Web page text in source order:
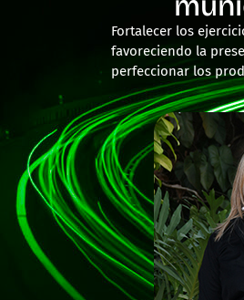
Fortalecer los
favoreciendo la
perfeccionar los